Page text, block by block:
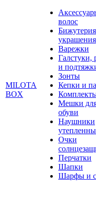
MILOTA
BOX
волос
украшения
Варежки
Галстуки,
и
Зонты
Кепки и
Мешки
обуви
Наушники
Очки
Перчатки
Шапки
Шарфы и